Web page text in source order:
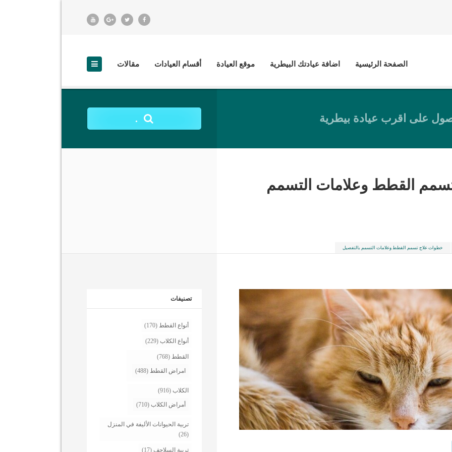
الصفحة الرئيسية اضافة عيادتك البيطرية موقع العيادة أقسام العيادات مقالات
على اقرب عيادة بيطرية .
القطط وعلامات التسمم
خطوات علاج تسمم القطط وعلامات التسمم بالتفصيل
تصنيفات
أنواع القطط (170)
أنواع الكلاب (229)
القطط (768)
امراض القطط (488)
الكلاب (916)
أمراض الكلاب (710)
تربية الحيوانات الأليفة في المنزل
(26)
تربية السلاحف (17)